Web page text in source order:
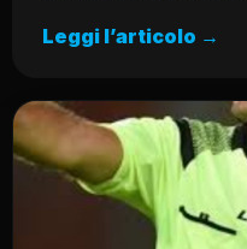
Leggi l’articolo →